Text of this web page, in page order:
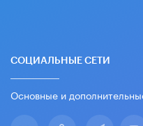
СОЦИАЛЬНЫЕ СЕТИ
Основные и